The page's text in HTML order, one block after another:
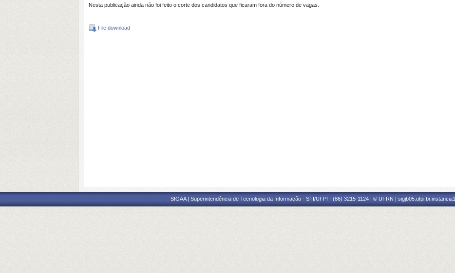
Nesta publicação ainda não foi feito o corte dos candidatos que ficaram fora do número de vagas.
File download
SIGAA | Superintendência de Tecnologia da Informação - STI/UFPI - (86) 3215-1124 | © UFRN | sigjb05.ufpi.br.instancia1